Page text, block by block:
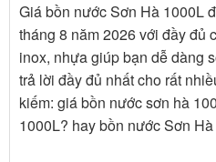
Giá bồn nước Sơn Hà 1000L
tháng 8 năm 2026 với đầy đủ
inox, nhựa giúp bạn dễ dàng
trả lời đầy đủ nhất cho rất
kiếm: giá bồn nước sơn hà
1000L? hay bồn nước Sơn